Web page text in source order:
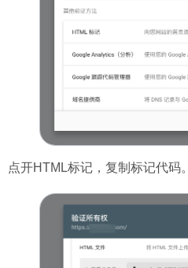
点开HTML标记，复制标记代码。